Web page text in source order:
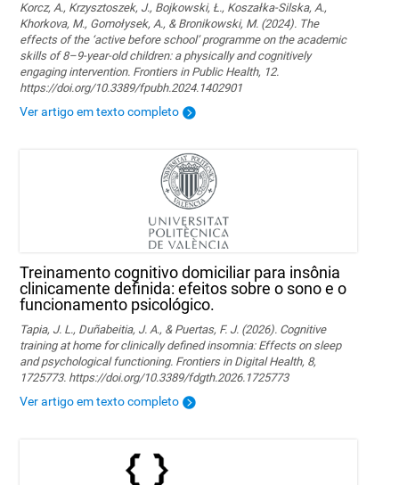
Korcz, A., Krzysztoszek, J., Bojkowski, Ł., Koszałka-Silska, A.,
Khorkova, M., Gomołysek, A., & Bronikowski, M. (2024). The
effects of the ‘active before school’ programme on the academic
skills of 8–9-year-old children: a physically and cognitively
engaging intervention. Frontiers in Public Health, 12.
https://doi.org/10.3389/fpubh.2024.1402901
Ver artigo em texto completo
Treinamento cognitivo domiciliar para insônia
clinicamente definida: efeitos sobre o sono e o
funcionamento psicológico.
Tapia, J. L., Duñabeitia, J. A., & Puertas, F. J. (2026). Cognitive
training at home for clinically defined insomnia: Effects on sleep
and psychological functioning. Frontiers in Digital Health, 8,
1725773. https://doi.org/10.3389/fdgth.2026.1725773
Ver artigo em texto completo